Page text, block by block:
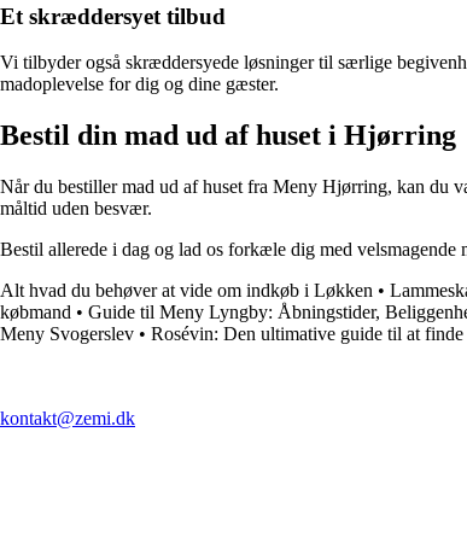
Et skræddersyet tilbud
Vi tilbyder også skræddersyede løsninger til særlige
madoplevelse for dig og dine gæster.
Bestil din mad ud af huset i Hjørring
Når du bestiller mad ud af huset fra Meny Hjørring, kan du
måltid uden besvær.
Bestil allerede i dag og lad os forkæle dig med
Alt hvad du behøver at vide om indkøb i Løkken •
købmand • Guide til Meny Lyngby: Åbningstider,
Meny Svogerslev • Rosévin: Den ultimative guide til at finde
kontakt@zemi.dk